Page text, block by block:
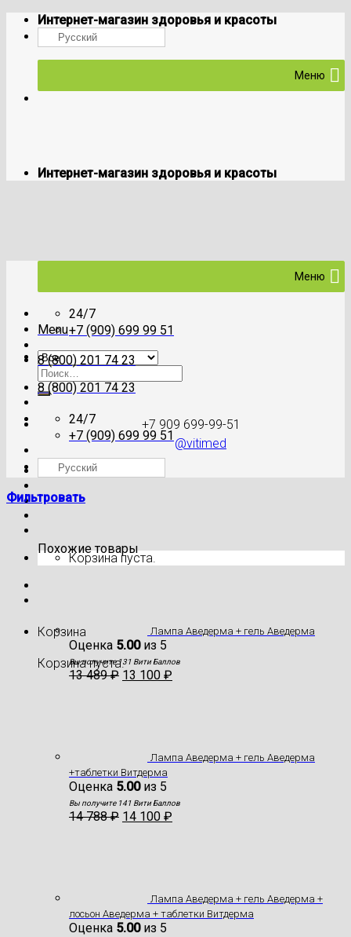
Skip
content
Интернет-магазин здоровья и красоты
Русский
Меню
Интернет-магазин здоровья и красоты
Menu
Искать:
+7 909 699-99-51
@vitimed
Где моя посылка?
Корзина пуста.
Корзина
Корзина пуста.
Меню
24/7
+7 (909) 699 99 51
8 (800) 201 74 23
8 (800) 201 74 23
24/7
+7 (909) 699 99 51
Русский
Фильтровать
Похожие товары
Лампа Аведерма + гель Аведерма
Оценка 5.00из 5
Вы получите 131 Вити Баллов
13 489₽ 13 100 ₽
Лампа Аведерма + гель Аведерма
+таблетки Витдерма
Оценка 5.00из 5
Вы получите 141 Вити Баллов
14 788₽ 14 100 ₽
Лампа Аведерма + гель Аведерма +
лосьон Аведерма + таблетки Витдерма
Оценка 5.00из 5